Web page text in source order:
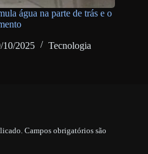
água na parte de trás e o
10/2025 Tecnologia
Campos obrigatórios são